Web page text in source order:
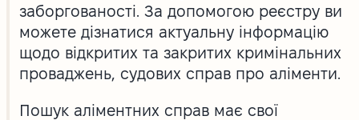
заборгованості. За допомогою реєстру ви
можете дізнатися актуальну інформацію
щодо відкритих та закритих кримінальних
проваджень, судових справ про аліменти.
Пошук аліментних справ має свої